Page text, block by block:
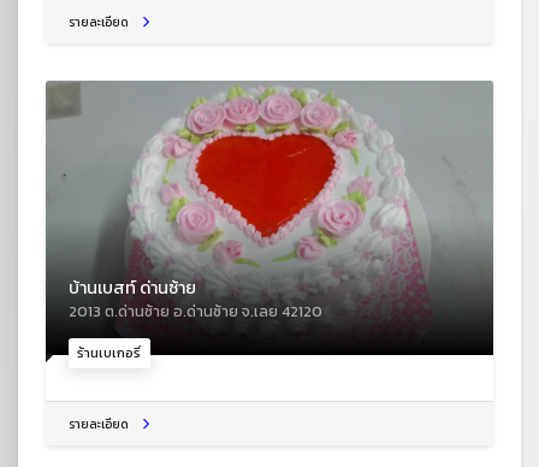
รายละเอียด
ร้านเบเกอรี่
บ้านเบสท์ ด่านซ้าย
2013 ต.ด่านซ้าย อ.ด่านซ้าย จ.เลย 42120
รายละเอียด